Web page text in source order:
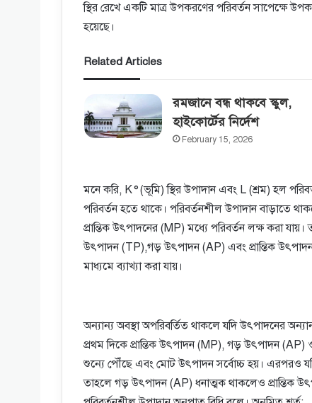
স্থির রেখে একটি মাত্র উপকরণের পরিবর্তন সাপেক্ষে
হয়েছে।
Related Articles
রমজানে বন্ধ থাকবে স্কুল,
হাইকোর্টের‌ নির্দেশ
February 15, 2026
মনে করি, K°(ভূমি) স্থির উপাদান এবং L (শ্রম) হল
পরিবর্তন হতে থাকে। পরিবর্তনশীল উপাদান
প্রান্তিক উৎপাদনের (MP) মধ্যে পরিবর্তন লক্ষ করা
উৎপাদন (TP),গড় উৎপাদন (AP) এবং প্রান্তিক
মাধ্যমে ব্যাখ্যা করা যায়।
অন্যান্য অবস্থা অপরিবর্তিত থাকলে যদি উৎপাদনের
প্রথম দিকে প্রান্তিক উৎপাদন (MP), গড় উৎপাদন (AP)
শুন্যে পৌঁছে এবং মোট উৎপাদন সর্বোচ্চ হয়। এরপরও
তাহলে গড় উৎপাদন (AP) ধনাত্মক থাকলেও প্রান্তিক